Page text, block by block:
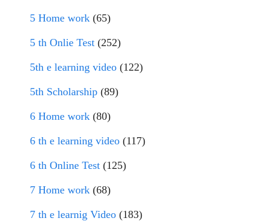
5 Home work (65)
5 th Onlie Test (252)
5th e learning video (122)
5th Scholarship (89)
6 Home work (80)
6 th e learning video (117)
6 th Online Test (125)
7 Home work (68)
7 th e learnig Video (183)